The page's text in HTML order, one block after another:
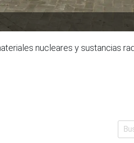
nucleares y sustancias